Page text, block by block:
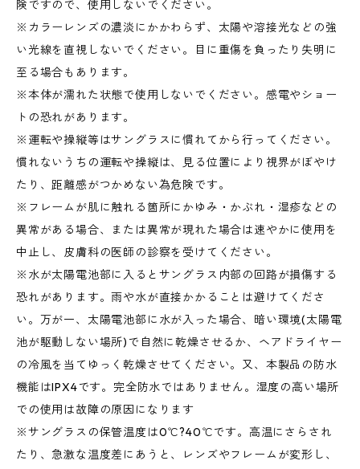
険ですので、使用しないでください。
※カラーレンズの濃淡にかかわらず、太陽や溶接光などの強
い光線を直視しないでください。目に重傷を負ったり失明に
至る場合もあります。
※本体が濡れた状態で使用しないでください。感電やショー
トの恐れがあります。
※運転や操縦等はサングラスに慣れてから行ってください。
慣れないうちの運転や操縦は、見る位置により視界がぼやけ
たり、距離感がつかめない為危険です。
※フレームが肌に触れる箇所にかゆみ・かぶれ・湿疹などの
異常がある場合、または異常が現れた場合は速やかに使用を
中止し、皮膚科の医師の診察を受けてください。
※水が太陽電池部に入るとサングラス内部の回路が損傷する
恐れがあります。雨や水が直接かかることは避けてくださ
い。万が一、太陽電池部に水が入った場合、暗い環境(太陽電
池が駆動しない場所)で自然に乾燥させるか、ヘアドライヤー
の冷風を当てゆっく乾燥させてください。又、本製品の防水
機能はIPX4です。完全防水ではありません。湿度の高い場所
での使用は故障の原因になります
※サングラスの保管温度は0℃?40℃です。高温にさらされ
たり、急激な温度差にあうと、レンズやフレームが変形し、